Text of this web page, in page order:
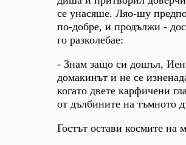
се унасяше. Ляо-шу
по-добре, и продължи -
го разколебае:
- Знам защо си дошъл,
домакинът и не се
когато двете карфичени
от дълбините на тъмното
Гостът остави космите на